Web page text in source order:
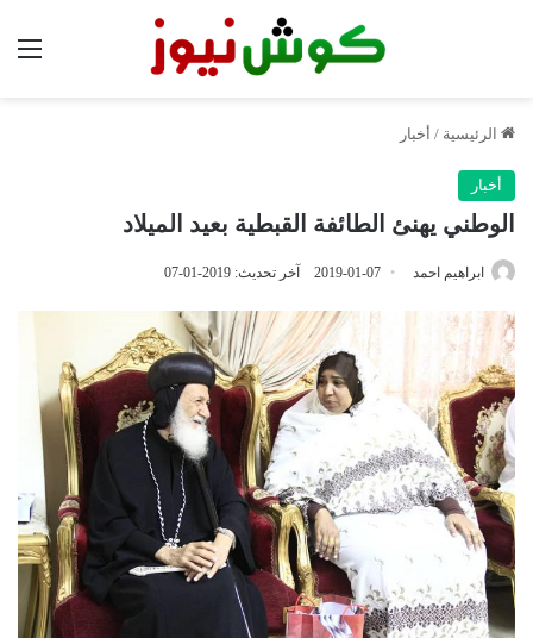
الرئيسية / أخبار
أخبار
الوطني يهنئ الطائفة القبطية بعيد الميلاد
ابراهيم احمد 2019-01-07 آخر تحديث: 2019-01-07